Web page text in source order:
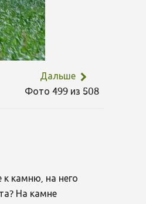
Дальше
Фото 499 из 508
к камню, на него
На камне